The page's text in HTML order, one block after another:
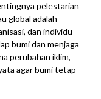
pelestarian
global adalah
dan individu
bumi dan menjaga
perubahan iklim,
agar bumi tetap